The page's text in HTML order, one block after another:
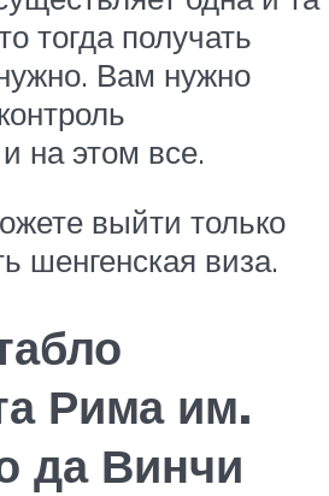
тогда получать
Вам нужно
на этом все.
выйти только
шенгенская виза.
Рима им.
да Винчи